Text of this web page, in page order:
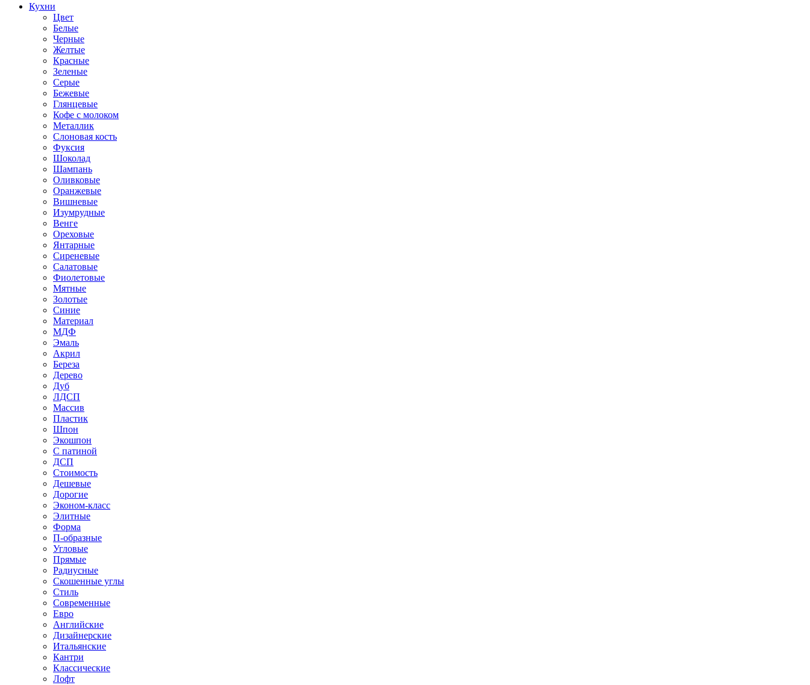
Кухни
Цвет
Белые
Черные
Желтые
Красные
Зеленые
Серые
Бежевые
Глянцевые
Кофе с молоком
Металлик
Слоновая кость
Фуксия
Шоколад
Шампань
Оливковые
Оранжевые
Вишневые
Изумрудные
Венге
Ореховые
Янтарные
Сиреневые
Салатовые
Фиолетовые
Мятные
Золотые
Синие
Материал
МДФ
Эмаль
Акрил
Береза
Дерево
Дуб
ЛДСП
Массив
Пластик
Шпон
Экошпон
С патиной
ДСП
Стоимость
Дешевые
Дорогие
Эконом-класс
Элитные
Форма
П-образные
Угловые
Прямые
Радиусные
Скошенные углы
Стиль
Современные
Евро
Английские
Дизайнерские
Итальянские
Кантри
Классические
Лофт